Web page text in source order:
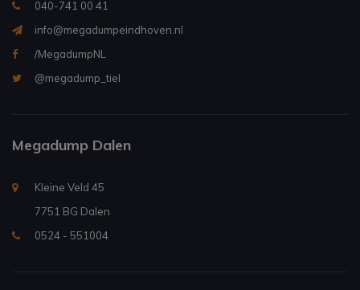
040-741 00 41
info@megadumpeindhoven.nl
/MegadumpNL
@megadump_tiel
Megadump Dalen
Kleine Veld 45
7751 BG Dalen
0524 - 551004